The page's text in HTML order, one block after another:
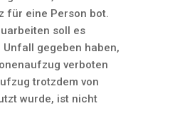
für eine Person bot.
soll es
gegeben haben,
verboten
trotzdem von
wurde, ist nicht